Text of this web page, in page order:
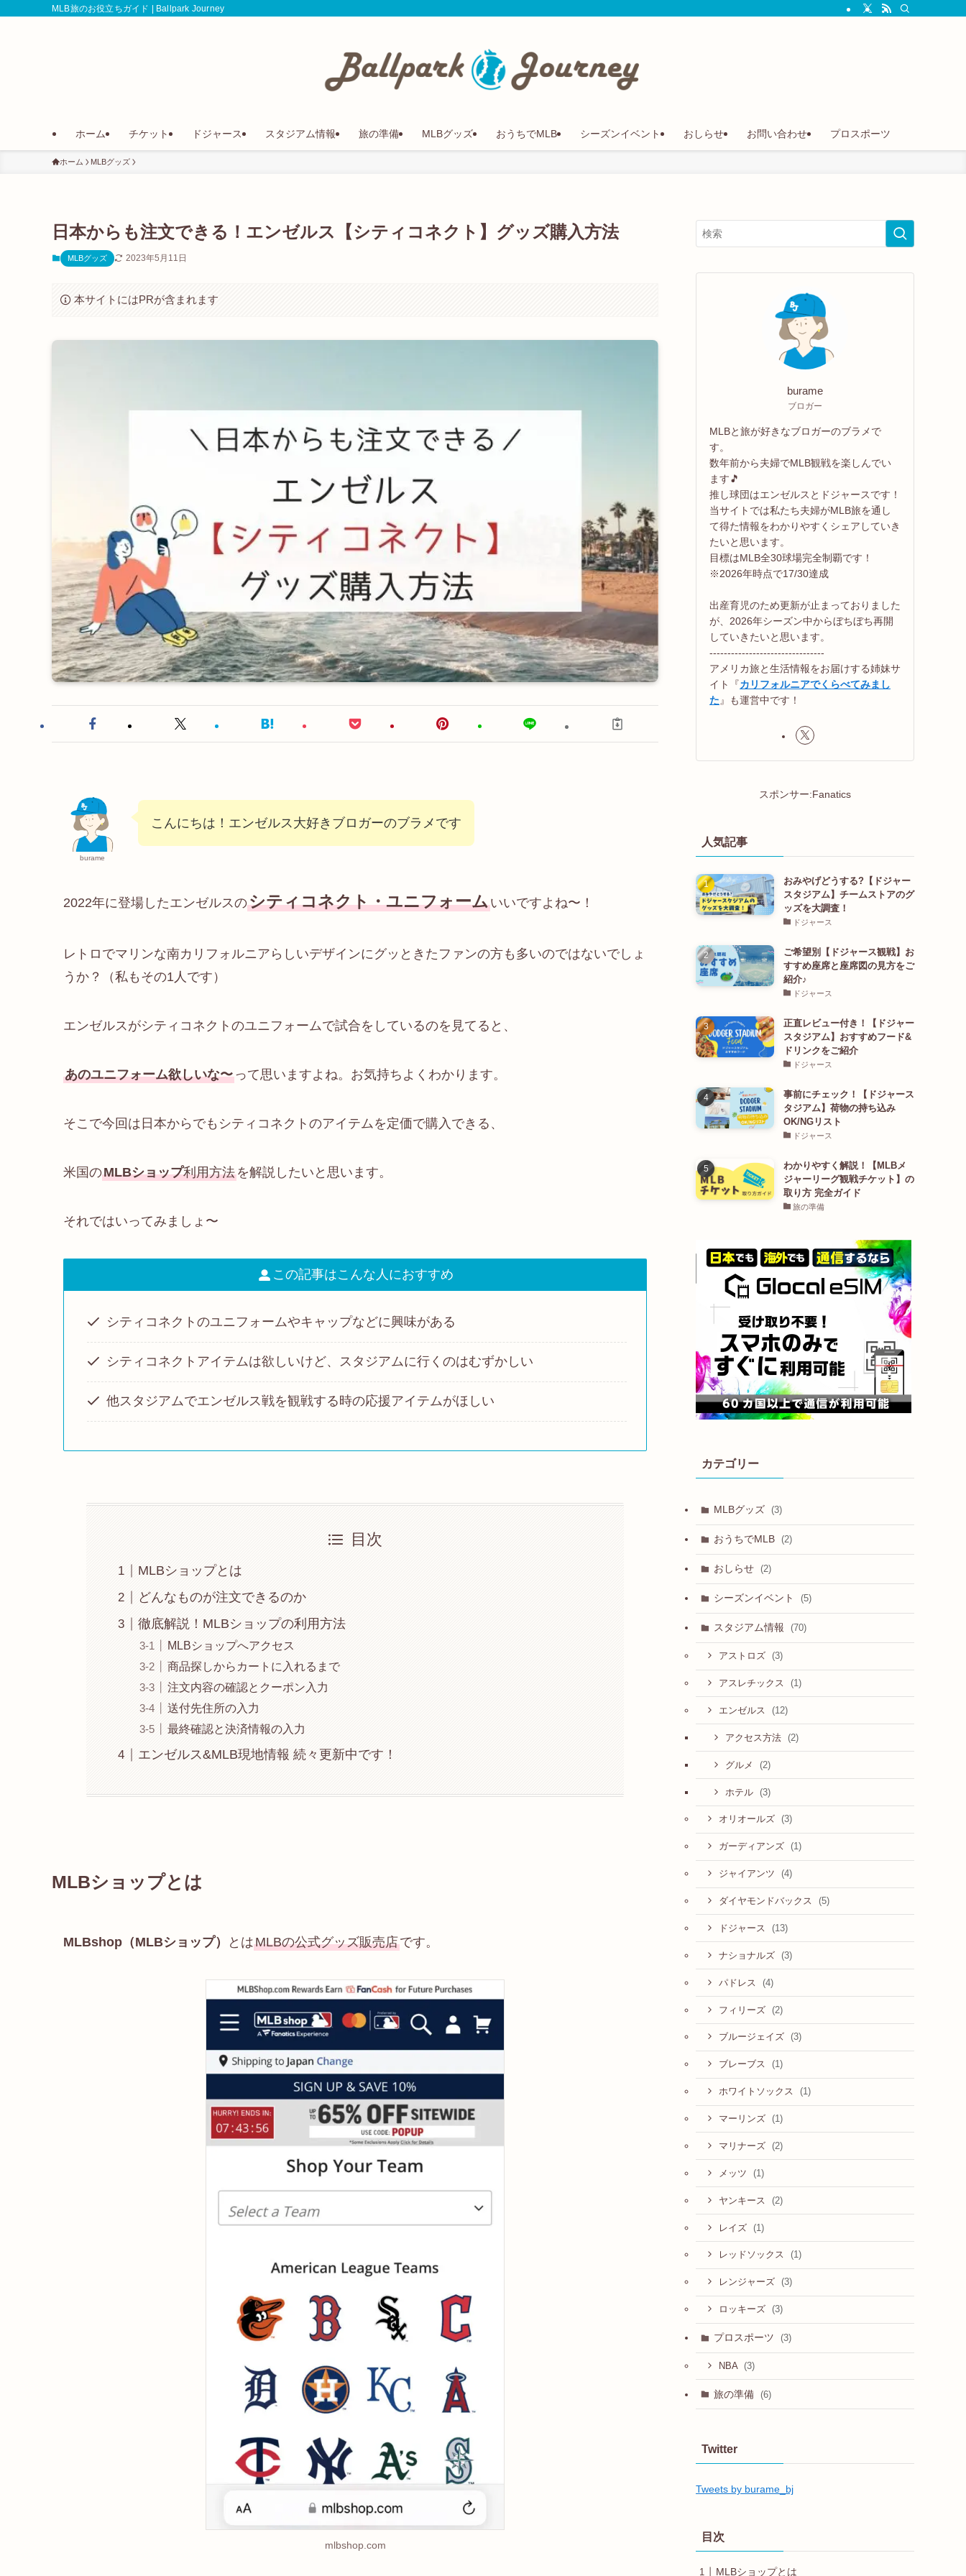
MLB旅のお役立ちガイド | Ballpark Journey
ホーム チケット ドジャース スタジアム情報 旅の準備 MLBグッズ おうちでMLB シーズンイベント おしらせ お問い合わせ プロスポーツ
ホーム MLBグッズ
日本からも注文できる！エンゼルス【シティコネクト】グッズ購入方法
MLBグッズ 2023年5月11日
本サイトにはPRが含まれます
burame
こんにちは！エンゼルス大好きブロガーのブラメです
2022年に登場したエンゼルスのシティコネクト・ユニフォームいいですよね〜！
レトロでマリンな南カリフォルニアらしいデザインにグッときたファンの方も多いのではないでしょ
うか？（私もその1人です）
エンゼルスがシティコネクトのユニフォームで試合をしているのを見てると、
あのユニフォーム欲しいな〜 って思いますよね。お気持ちよくわかります。
そこで今回は日本からでもシティコネクトのアイテムを定価で購入できる、
米国のMLBショップ利用方法 を解説したいと思います。
それではいってみましょ〜
この記事はこんな人におすすめ
シティコネクトのユニフォームやキャップなどに興味がある
シティコネクトアイテムは欲しいけど、スタジアムに行くのはむずかしい
他スタジアムでエンゼルス戦を観戦する時の応援アイテムがほしい
目次
MLBショップとは
どんなものが注文できるのか
徹底解説！MLBショップの利用方法
MLBショップへアクセス
商品探しからカートに入れるまで
注文内容の確認とクーポン入力
送付先住所の入力
最終確認と決済情報の入力
エンゼルス&MLB現地情報 続々更新中です！
MLBショップとは
MLBshop（MLBショップ） とはMLBの公式グッズ販売店です。
mlbshop.com
burame
ブロガー
MLBと旅が好きなブロガーのブラメで
す。
数年前から夫婦でMLB観戦を楽しんでい
ます🎵
推し球団はエンゼルスとドジャースです！
当サイトでは私たち夫婦がMLB旅を通し
て得た情報をわかりやすくシェアしていき
たいと思います。
目標はMLB全30球場完全制覇です！
※2026年時点で17/30達成
出産育児のため更新が止まっておりました
が、2026年シーズン中からぼちぼち再開
していきたいと思います。
--------------------------------
アメリカ旅と生活情報をお届けする姉妹サ
イト『カリフォルニアでくらべてみまし
た 』も運営中です！
スポンサー:Fanatics
人気記事
おみやげどうする?【ドジャー
スタジアム】チームストアのグ
ッズを大調査！
ドジャース
ご希望別【ドジャース観戦】お
すすめ座席と座席図の見方をご
紹介♪
ドジャース
正直レビュー付き！【ドジャー
スタジアム】おすすめフード&
ドリンクをご紹介
ドジャース
事前にチェック！【ドジャース
タジアム】荷物の持ち込み
OK/NGリスト
ドジャース
わかりやすく解説！【MLBメ
ジャーリーグ観戦チケット】の
取り方 完全ガイド
旅の準備
カテゴリー
MLBグッズ (3)
おうちでMLB (2)
おしらせ (2)
シーズンイベント (5)
スタジアム情報 (70)
アストロズ (3)
アスレチックス (1)
エンゼルス (12)
アクセス方法 (2)
グルメ (2)
ホテル (3)
オリオールズ (3)
ガーディアンズ (1)
ジャイアンツ (4)
ダイヤモンドバックス (5)
ドジャース (13)
ナショナルズ (3)
パドレス (4)
フィリーズ (2)
ブルージェイズ (3)
ブレーブス (1)
ホワイトソックス (1)
マーリンズ (1)
マリナーズ (2)
メッツ (1)
ヤンキース (2)
レイズ (1)
レッドソックス (1)
レンジャーズ (3)
ロッキーズ (3)
プロスポーツ (3)
NBA (3)
旅の準備 (6)
Twitter
Tweets by burame_bj
目次
MLBショップとは